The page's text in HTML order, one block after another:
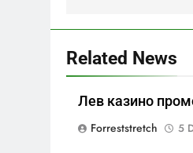
Related News
Лев казино
Forreststretch
5